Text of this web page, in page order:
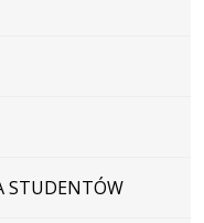
STUDENTÓW